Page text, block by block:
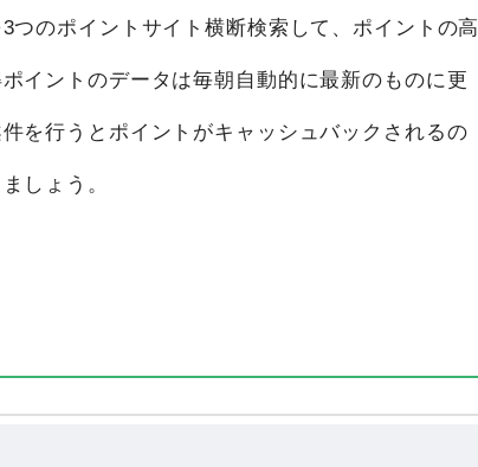
3つのポイントサイト横断検索して、ポイントの高
イントのデータは毎朝自動的に最新のものに更
を行うとポイントがキャッシュバックされるの
しょう。